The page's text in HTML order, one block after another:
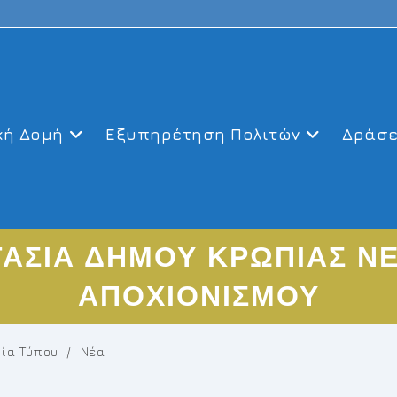
Δομή Εξυπηρέτηση Πολιτών
ΔΗΜΟΥ ΚΡΩΠΙΑΣ
ΑΠΟΧΙΟΝΙΣΜΟΥ
Τύπου / Νέα